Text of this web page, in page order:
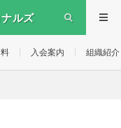
ルズ
入会案内 組織紹介